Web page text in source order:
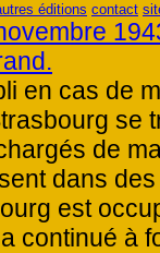
éditions contact
en cas de
se
de
dans
est
continué à